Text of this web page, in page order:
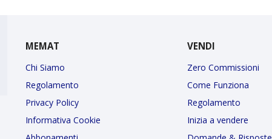
MEMAT
Chi Siamo
Regolamento
Privacy Policy
Informativa Cookie
VENDI
Zero Commissioni
Come Funziona
Regolamento
Inizia a vendere